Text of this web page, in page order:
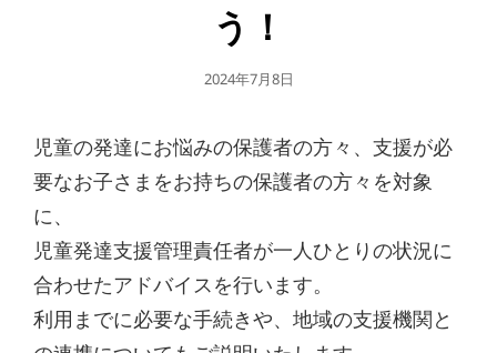
う！
公
2024年7月8日
児童の発達にお悩みの保護者の方々、支援が必
要なお子さまをお持ちの保護者の方々を対象
に、
児童発達支援管理責任者が一人ひとりの状況に
合わせたアドバイスを行います。
利用までに必要な手続きや、地域の支援機関と